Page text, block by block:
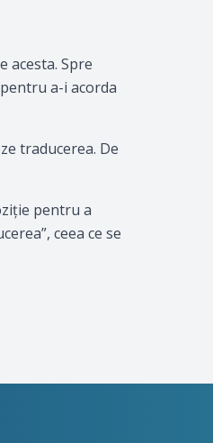
Spre
a-i acorda
traducerea. De
pentru a
ceea ce se